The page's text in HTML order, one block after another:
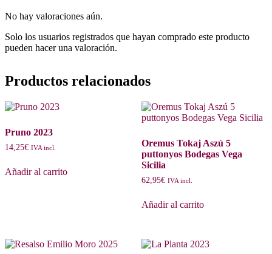
No hay valoraciones aún.
Solo los usuarios registrados que hayan comprado este producto
pueden hacer una valoración.
Productos relacionados
Pruno 2023
14,25€ IVA incl.
Añadir al carrito
Oremus Tokaj Aszú 5
puttonyos Bodegas Vega
Sicilia
62,95€ IVA incl.
Añadir al carrito